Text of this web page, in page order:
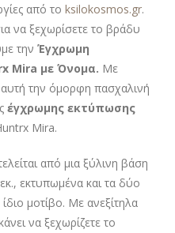
από το ksilokosmos.gr.
να ξεχωρίσετε το βράδυ
την Έγχρωμη
Mira με Όνομα. Με
αυτή την όμορφη πασχαλινή
έγχρωμης εκτύπωσης
Mira.
από μια ξύλινη βάση
εκτυπωμένα και τα δύο
μοτίβο. Με ανεξίτηλα
να ξεχωρίζετε το